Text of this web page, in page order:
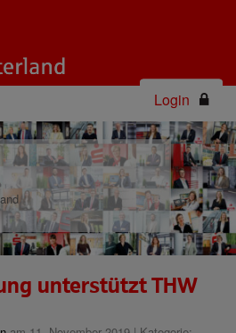
Login
unterstützt THW